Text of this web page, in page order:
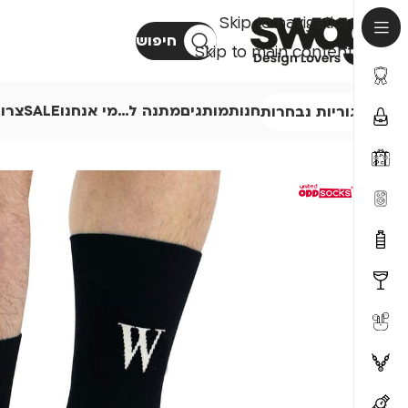
Skip to navigation
Skip to main content
חיפוש
קטגוריות נבחרותחנותמותגיםמתנה ל…מי אנחנוSALE